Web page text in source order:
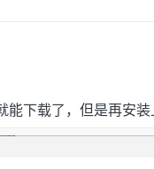
下载了，但是再安